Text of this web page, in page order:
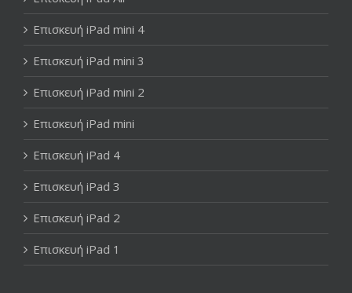
Επισκευή iPad mini 4
Επισκευή iPad mini 3
Επισκευή iPad mini 2
Επισκευή iPad mini
Επισκευή iPad 4
Επισκευή iPad 3
Επισκευή iPad 2
Επισκευή iPad 1